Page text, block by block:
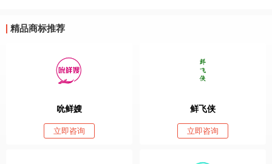
精品商标推荐
吮鲜嫂
立即咨询
鲜飞侠
立即咨询